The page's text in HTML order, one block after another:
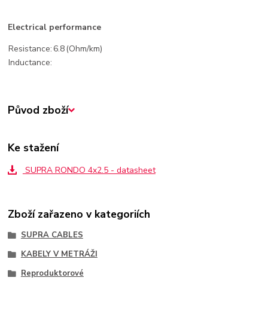
Electrical performance
Resistance:6.8(Ohm/km)
Inductance:
Původ zboží
Ke stažení
SUPRA RONDO 4x2.5 - datasheet
Zboží zařazeno v kategoriích
SUPRA CABLES
KABELY V METRÁŽI
Reproduktorové